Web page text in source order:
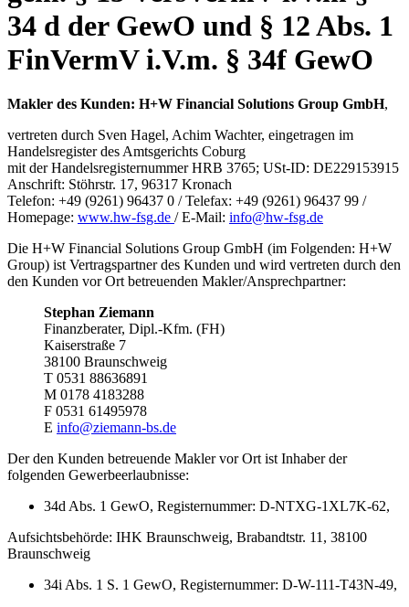
34 d der GewO und § 12 Abs. 1
FinVermV i.V.m. § 34f GewO
Makler des Kunden: H+W Financial Solutions Group GmbH,
vertreten durch Sven Hagel, Achim Wachter, eingetragen im
Handelsregister des Amtsgerichts Coburg
mit der Handelsregisternummer HRB 3765; USt-ID: DE229153915
Anschrift: Stöhrstr. 17, 96317 Kronach
Telefon: +49 (9261) 96437 0 / Telefax: +49 (9261) 96437 99 /
Homepage: www.hw-fsg.de / E-Mail: info@hw-fsg.de
Die H+W Financial Solutions Group GmbH (im Folgenden: H+W
Group) ist Vertragspartner des Kunden und wird vertreten durch den
den Kunden vor Ort betreuenden Makler/Ansprechpartner:
Stephan Ziemann
Finanzberater, Dipl.-Kfm. (FH)
Kaiserstraße 7
38100 Braunschweig
T 0531 88636891
M 0178 4183288
F 0531 61495978
E info@ziemann-bs.de
Der den Kunden betreuende Makler vor Ort ist Inhaber der
folgenden Gewerbeerlaubnisse:
34d Abs. 1 GewO, Registernummer: D-NTXG-1XL7K-62,
Aufsichtsbehörde: IHK Braunschweig, Brabandtstr. 11, 38100
Braunschweig
34i Abs. 1 S. 1 GewO, Registernummer: D-W-111-T43N-49,